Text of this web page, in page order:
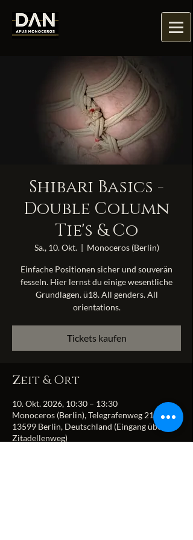
Shibari Basics -
Double Column
Tie's & Co
Sa., 10. Okt.
  |
Monoceros (Berlin)
Einfache Positionen sicher und souverän
fesseln. Hier lernst du einige wesentliche
Grundlagen. ü18. All genders. All
orientations.
Tickets kaufen
Zeit & Ort
10. Okt. 2026, 10:30 – 13:30
Monoceros (Berlin), Telegrafenweg 21,
13599 Berlin, Deutschland (Eingang über
Zitadellenweg)